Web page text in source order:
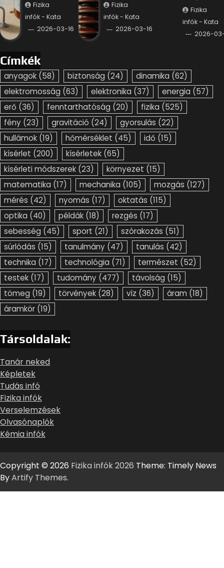
Fizika
infók - Kata
2026-03-16
Fizika
infók - Kata
2026-03-16
Fizika
infók - Kata
2026-
Címkék
anyagok (58) biztonság (24) dinamika (62)
elektromosság (63) elektronika (37) energia (57)
erő (36) fenntarthatóság (20) fizika (525)
fény (23) gravitáció (24) gyorsulás (22)
hullámok (19) hőmérséklet (45) idő (15)
kísérlet (200) kísérletek (65)
kísérleti módszerek (23) környezet (15)
matematika (17) mechanika (105) mozgás (127)
mérés (42) nyomás (17) oktatás (115)
optika (40) példák (18) rezgés (17)
sebesség (45) sport (21) szórakozás (51)
súrlódás (15) tanulmány (47) tanulás (42)
technika (17) technológia (71) természet (52)
testek (17) tudomány (477) távolság (15)
tömeg (19) törvények (28) víz (36) áram (18)
áramkör (19)
Társoldalak:
Tanár neked
Képletek
Tudás infó
Fizika infók
Verselemzések
Olvasónaplók
Kémia infók
Copyright © 2026 Fizika infók 2026 Theme: Timely News
ByArtify Themes.